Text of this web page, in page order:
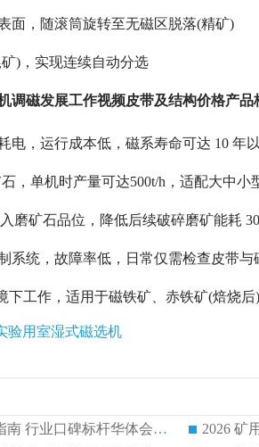
面，随滚筒旋转至无磁区脱落(精矿)
)，实现连续自动分选
调磁发展工作视频皮带及结构价格产品
电，运行成本低，磁系寿命可达 10 年
，单机时产量可达500t/h，适配大中小
磨矿石品位，降低后续破碎磨矿能耗
系统，故障率低，日常仅需检查皮带与
工作，适用于磁铁矿、赤铁矿(焙烧后
验用室湿式磁选机
2026 矿用永磁滚筒厂家排行榜选购干货指南 行业口碑标杆华体会手机网页版-华体会(中国) 实力出众